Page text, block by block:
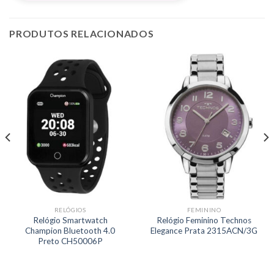
PRODUTOS RELACIONADOS
RELÓGIOS
Relógio Smartwatch
Champion Bluetooth 4.0
Preto CH50006P
FEMININO
Relógio Feminino Technos
Elegance Prata 2315ACN/3G